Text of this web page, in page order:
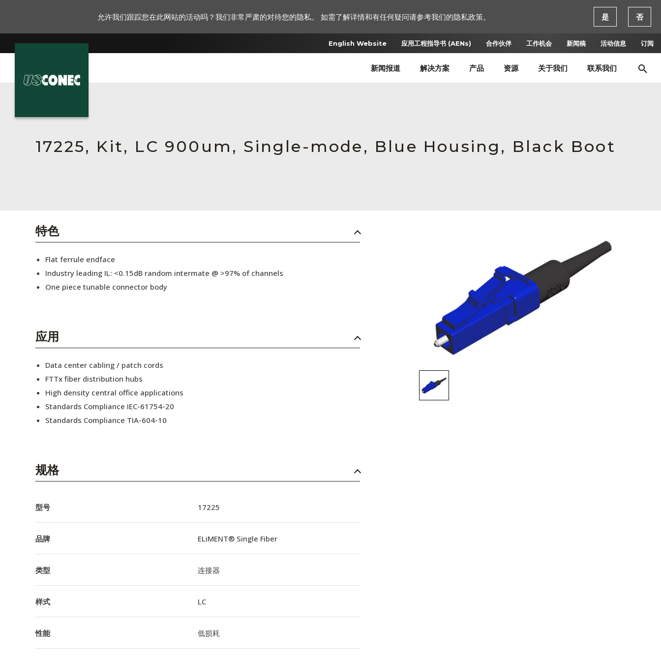
English Website 应用工程指导书 (AENs) 合作伙伴 工作机会 新闻稿 活动信息 订阅
新闻报道 解决方案 产品 资源 关于我们 联系我们
English Website
应用工程指导书 (AENs)
工作机会
活动信息
17225, Kit, LC 900um, Single-mode, Blue Housing, Black Boot
特色
Flat ferrule endface
Industry leading IL: <0.15dB random intermate @ >97% of channels
One piece tunable connector body
应用
Data center cabling / patch cords
FTTx fiber distribution hubs
High density central office applications
Standards Compliance IEC-61754-20
Standards Compliance TIA-604-10
规格
型号 17225
品牌 ELiMENT® Single Fiber
类型 连接器
样式 LC
性能 低损耗
允许我们跟踪您在此网站的活动吗？我们非常严肃的对待您的隐私。 如需了解详情和有任何疑问请参考我们的隐私政策。 是 否